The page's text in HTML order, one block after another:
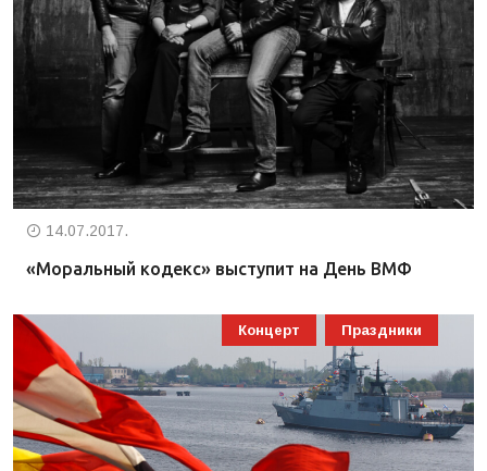
14.07.2017.
«Моральный кодекс» выступит на День ВМФ
Концерт Праздники